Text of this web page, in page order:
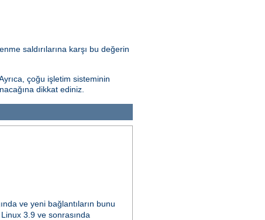
saldırılarına karşı bu değerin
çoğu işletim sisteminin
dikkat ediniz.
ve yeni bağlantıların bunu
3.9 ve sonrasında